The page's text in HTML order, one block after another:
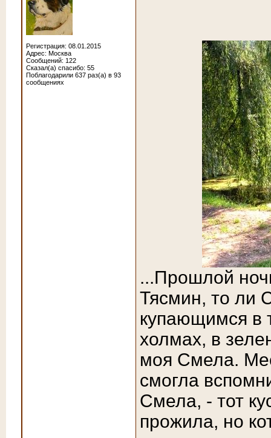
Регистрация: 08.01.2015
Адрес: Москва
Сообщений: 122
Сказал(а) спасибо: 55
Поблагодарили 637 раз(а) в 93
сообщениях
...Прошлой
Тясмин, то ли
купающимся в
холмах, в
моя Смела.
смогла
Смела, - тот
прожила, но